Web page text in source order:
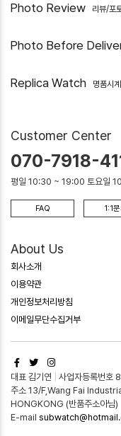
Photo Review 리뷰/포
Photo Before
Replica Watch 명품시
Customer Center
070-7918-
평일 10:30 ~ 19:00 토요일
FAQ 1:1문
About Us
회사소개
이용약관
개인정보처리방침
이메일무단수집거부
대표 김기연
사업자등록번
주소 13/F,Wang Fai
HONGKONG (반품주소아님)
E-mail